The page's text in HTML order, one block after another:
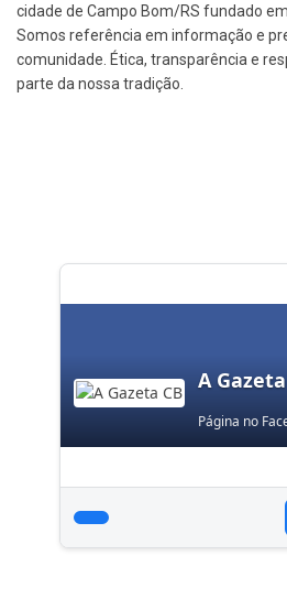
cidade de Campo Bom/RS fundado
Somos referência em informação e
comunidade. Ética, transparência e
parte da nossa tradição.
A
Página no